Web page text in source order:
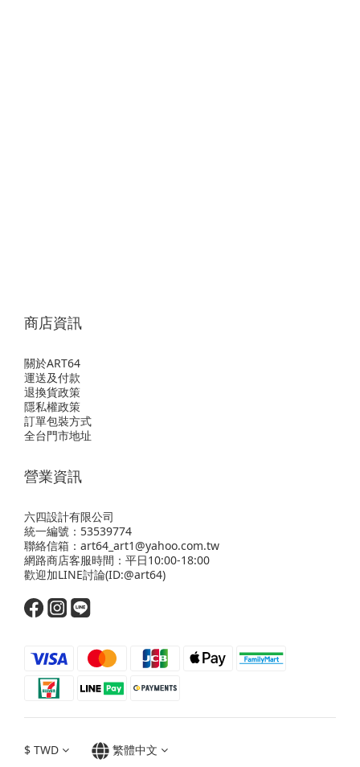
商店資訊
關於ART64
運送及付款
退換貨政策
隱私權政策
訂單包裝方式
全台門市地址
營業資訊
六四設計有限公司
統一編號：53539774
聯絡信箱：art64_art1@yahoo.com.tw
網路商店客服時間：平日10:00-18:00
歡迎加LINE討論(ID:@art64)
$ TWD 繁體中文